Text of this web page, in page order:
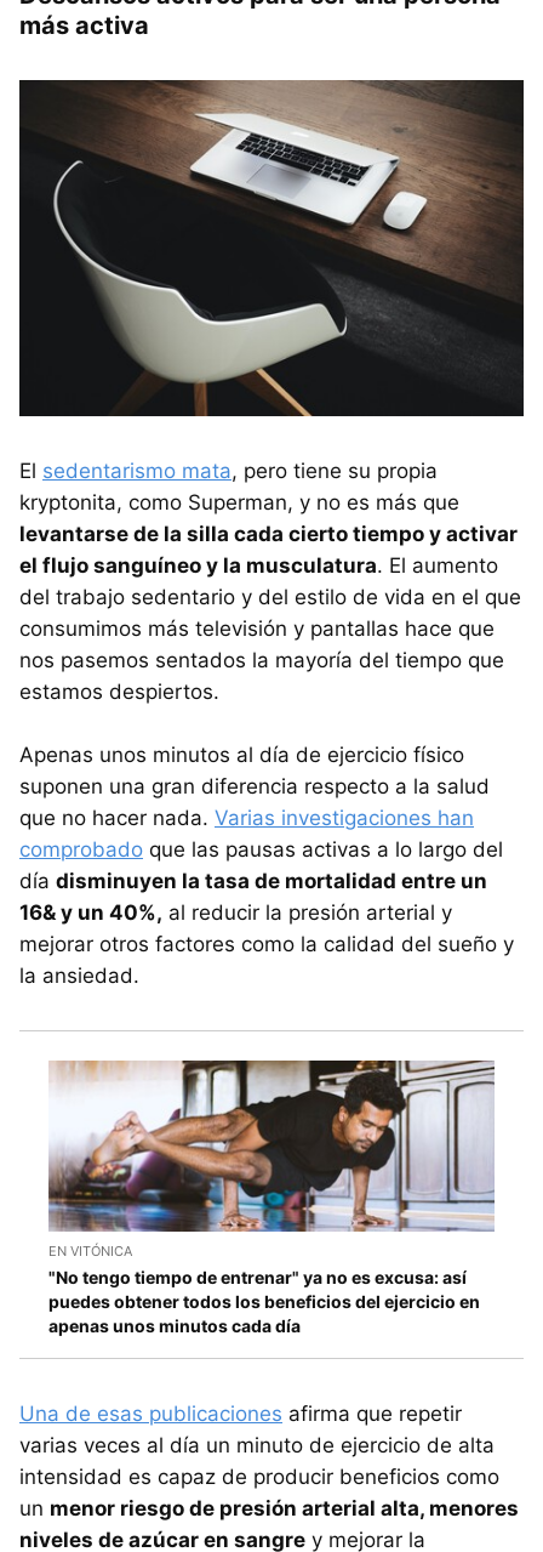
más activa
El sedentarismo mata, pero tiene su propia
kryptonita, como Superman, y no es más que
levantarse de la silla cada cierto tiempo y activar
el flujo sanguíneo y la musculatura. El aumento
del trabajo sedentario y del estilo de vida en el que
consumimos más televisión y pantallas hace que
nos pasemos sentados la mayoría del tiempo que
estamos despiertos.
Apenas unos minutos al día de ejercicio físico
suponen una gran diferencia respecto a la salud
que no hacer nada. Varias investigaciones han
comprobado que las pausas activas a lo largo del
día disminuyen la tasa de mortalidad entre un
16& y un 40%, al reducir la presión arterial y
mejorar otros factores como la calidad del sueño y
la ansiedad.
EN VITÓNICA
"No tengo tiempo de entrenar" ya no es excusa: así
puedes obtener todos los beneficios del ejercicio en
apenas unos minutos cada día
Una de esas publicaciones afirma que repetir
varias veces al día un minuto de ejercicio de alta
intensidad es capaz de producir beneficios como
un menor riesgo de presión arterial alta, menores
niveles de azúcar en sangre y mejorar la